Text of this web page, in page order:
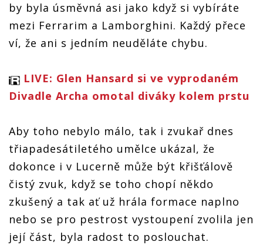
by byla úsměvná asi jako když si vybíráte
mezi Ferrarim a Lamborghini. Každý přece
ví, že ani s jedním neuděláte chybu.
LIVE: Glen Hansard si ve vyprodaném
Divadle Archa omotal diváky kolem prstu
Aby toho nebylo málo, tak i zvukař dnes
třiapadesátiletého umělce ukázal, že
dokonce i v Lucerně může být křišťálově
čistý zvuk, když se toho chopí někdo
zkušený a tak ať už hrála formace naplno
nebo se pro pestrost vystoupení zvolila jen
její část, byla radost to poslouchat.